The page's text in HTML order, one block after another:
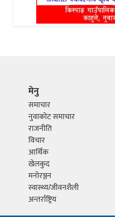
मेनु
समाचार
नुवाकोट समाचार
राजनीति
विचार
आर्थिक
खेलकुद
मनोरञ्जन
स्वास्थ्य/जीवनशैली
अन्तर्राष्ट्रिय